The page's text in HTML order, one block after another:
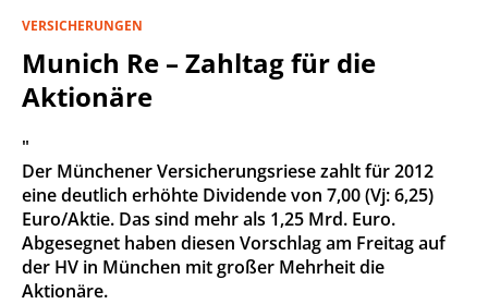
VERSICHERUNGEN
Munich Re – Zahltag für die
Aktionäre
"
Der Münchener Versicherungsriese zahlt für 2012
eine deutlich erhöhte Dividende von 7,00 (Vj: 6,25)
Euro/Aktie. Das sind mehr als 1,25 Mrd. Euro.
Abgesegnet haben diesen Vorschlag am Freitag auf
der HV in München mit großer Mehrheit die
Aktionäre.